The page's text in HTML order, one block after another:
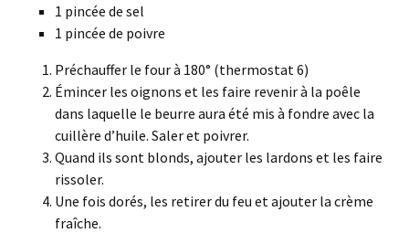
1 pincée de sel
1 pincée de poivre
Préchauffer le four à 180° (thermostat 6)
Émincer les oignons et les faire revenir à la poêle
dans laquelle le beurre aura été mis à fondre avec la
cuillère d’huile. Saler et poivrer.
Quand ils sont blonds, ajouter les lardons et les faire
rissoler.
Une fois dorés, les retirer du feu et ajouter la crème
fraîche.